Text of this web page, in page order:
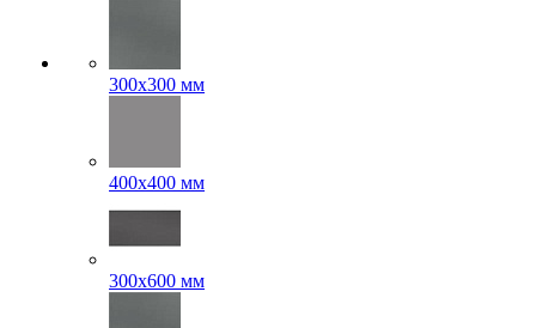
300x300 мм
400х400 мм
300x600 мм